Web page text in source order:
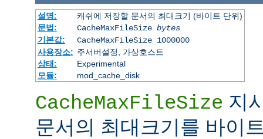
설명:
캐쉬에 저장할 문서의 최대크기 (바이트 단위)
문법:
CacheMaxFileSize bytes
기본값:
CacheMaxFileSize 1000000
사용장소: 주서버설정, 가상호스트
상태:
Experimental
모듈:
mod_cache_disk
CacheMaxFileSize 지
문서의 최대크기를 바이